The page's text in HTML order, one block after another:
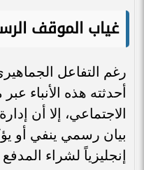
غياب الموقف
رغم التفاعل
أحدثته هذه الأنباء
الاجتماعي، إلا أن
بيان رسمي ينفي أو
إنجليزياً لشراء